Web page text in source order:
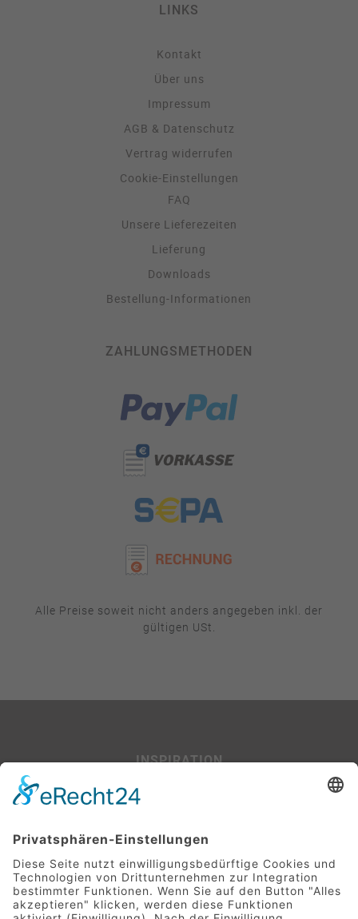
LINKS
Kontakt
Über uns
Impressum
AGB & Datenschutz
Vertrag widerrufen
Cookie-Einstellungen
FAQ
Unsere Lieferezeiten
Lieferung
Downloads
Bestellung-Informationen
ZAHLUNGSMETHODEN
Alle Preise soweit nicht anders angegeben inkl. der
gültigen USt.
INSPIRATION
Beispiel-Projekte
SERVICE
Leitfaden für Baufinanzierer:innen
Glossar